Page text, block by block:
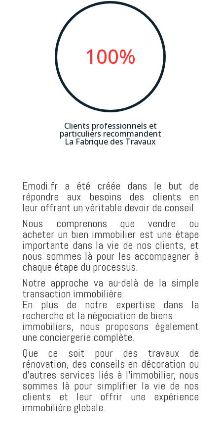
100%
Clients professionnels et
particuliers recommandent
La Fabrique des Travaux
Emodi.fr a été créée dans le but de
répondre aux besoins des clients en
leur offrant un véritable devoir de conseil.
Nous comprenons que vendre ou
acheter un bien immobilier est une étape
importante dans la vie de nos clients, et
nous sommes là pour les accompagner à
chaque étape du processus.
Notre approche va au-delà de la simple
transaction immobilière.
En plus de notre expertise dans la
recherche et la négociation de biens
immobiliers, nous proposons également
une conciergerie complète.
Que ce soit pour des travaux de
rénovation, des conseils en décoration ou
d’autres services liés à l’immobilier, nous
sommes là pour simplifier la vie de nos
clients et leur offrir une expérience
immobilière globale.